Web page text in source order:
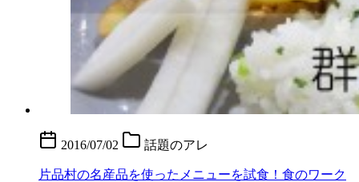
2016/07/02 話題のアレ
片品村の名産品を使ったメニューを試食！食のワーク